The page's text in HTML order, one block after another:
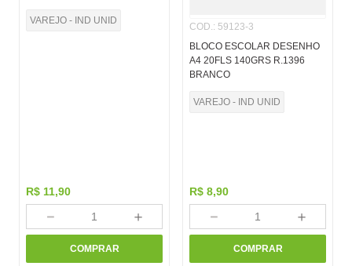
VAREJO - IND UNID
R$ 11,90
＋
－
COMPRAR
COD.: 59123-3
BLOCO ESCOLAR DESENHO
A4 20FLS 140GRS R.1396
BRANCO
VAREJO - IND UNID
R$ 8,90
＋
－
COMPRAR